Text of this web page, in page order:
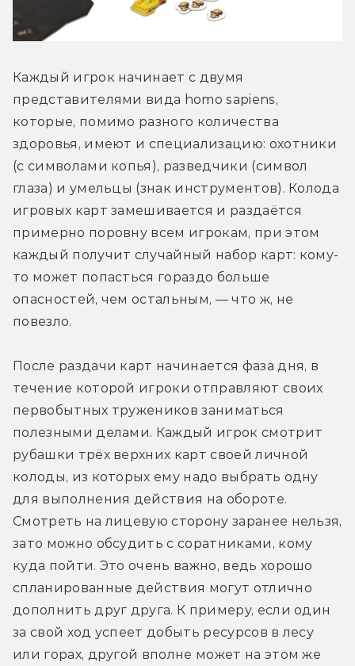
Каждый игрок начинает с двумя
представителями вида homo sapiens,
которые, помимо разного количества
здоровья, имеют и специализацию: охотники
(с символами копья), разведчики (символ
глаза) и умельцы (знак инструментов). Колода
игровых карт замешивается и раздаётся
примерно поровну всем игрокам, при этом
каждый получит случайный набор карт: кому-
то может попасться гораздо больше
опасностей, чем остальным, — что ж, не
повезло.
После раздачи карт начинается фаза дня, в
течение которой игроки отправляют своих
первобытных тружеников заниматься
полезными делами. Каждый игрок смотрит
рубашки трёх верхних карт своей личной
колоды, из которых ему надо выбрать одну
для выполнения действия на обороте.
Смотреть на лицевую сторону заранее нельзя,
зато можно обсудить с соратниками, кому
куда пойти. Это очень важно, ведь хорошо
спланированные действия могут отлично
дополнить друг друга. К примеру, если один
за свой ход успеет добыть ресурсов в лесу
или горах, другой вполне может на этом же